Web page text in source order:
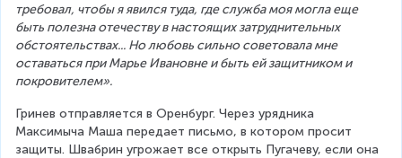
требовал, чтобы я явился туда, где служба моя могла еще
быть полезна отечеству в настоящих затруднительных
обстоятельствах... Но любовь сильно советовала мне
оставаться при Марье Ивановне и быть ей защитником и
покровителем».
Гринев отправляется в Оренбург. Через урядника
Максимыча Маша передает письмо, в котором просит
защиты. Швабрин угрожает все открыть Пугачеву, если она